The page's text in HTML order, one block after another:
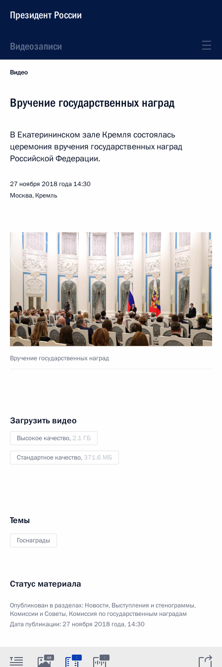
Президент России
Видеозаписи
Видео
Вручение государственных наград
В Екатерининском зале Кремля состоялась
церемония вручения государственных наград
Российской Федерации.
27 ноября 2018 года 14:30
Москва, Кремль
Вручение государственных наград
Загрузить видео
Высокое качество, 2.1 ГБ
Стандартное качество, 371.6 МБ
Темы
Госнаграды
Статус материала
Опубликован в разделах: Новости, Выступления и стенограммы,
Комиссии и Советы, Комиссия по государственным наградам
Дата публикации:27 ноября 2018 года, 14:30
48 : :